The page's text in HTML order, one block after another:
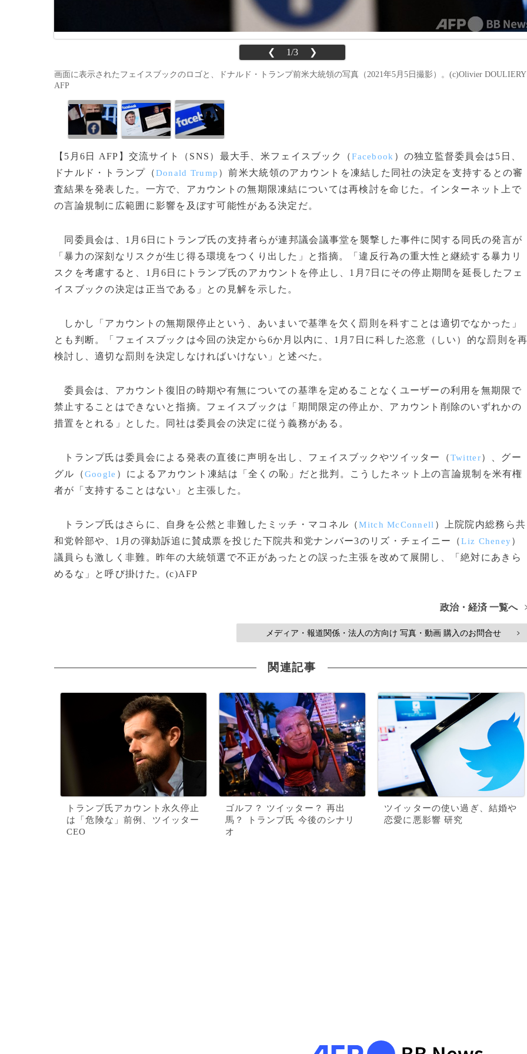
❮ 1/3 ❯
画面に表示されたフェイスブックのロゴと、ドナルド・トランプ前米大統領の写真（2021年5月5日撮影）。(c)Olivier
AFP
【5月6日 AFP】交流サイト（SNS）最大手、米フェイスブック（Facebook ）の独立監督委員会は5日、
ドナルド・トランプ（Donald Trump ）前米大統領のアカウントを凍結した同社の決定を支持するとの審
査結果を発表した。一方で、アカウントの無期限凍結については再検討を命じた。インターネット上で
の言論規制に広範囲に影響を及ぼす可能性がある決定だ。
同委員会は、1月6日にトランプ氏の支持者らが連邦議会議事堂を襲撃した事件に関する同氏の発言が
「暴力の深刻なリスクが生じ得る環境をつくり出した」と指摘。「違反行為の重大性と継続する暴力リ
スクを考慮すると、1月6日にトランプ氏のアカウントを停止し、1月7日にその停止期間を延長したフェ
イスブックの決定は正当である」との見解を示した。
しかし「アカウントの無期限停止という、あいまいで基準を欠く罰則を科すことは適切でなかった」
とも判断。「フェイスブックは今回の決定から6か月以内に、1月7日に科した恣意（しい）的な罰則を
検討し、適切な罰則を決定しなければいけない」と述べた。
委員会は、アカウント復旧の時期や有無についての基準を定めることなくユーザーの利用を無期限で
禁止することはできないと指摘。フェイスブックは「期間限定の停止か、アカウント削除のいずれかの
措置をとれる」とした。同社は委員会の決定に従う義務がある。
トランプ氏は委員会による発表の直後に声明を出し、フェイスブックやツイッター（Twitter）、グー
グル（Google ）によるアカウント凍結は「全くの恥」だと批判。こうしたネット上の言論規制を米有権
者が「支持することはない」と主張した。
トランプ氏はさらに、自身を公然と非難したミッチ・マコネル（Mitch McConnell ）上院院内総務ら共
和党幹部や、1月の弾劾訴追に賛成票を投じた下院共和党ナンバー3のリズ・チェイニー（Liz Cheney）
議員らも激しく非難。昨年の大統領選で不正があったとの誤った主張を改めて展開し、「絶対にあきら
めるな」と呼び掛けた。(c)AFP
政治・経済 一覧へ
メディア・報道関係・法人の方向け 写真・動画 購入のお問合せ >
関連記事
トランプ氏アカウント永久停止
は「危険な」前例、ツイッター
CEO
ゴルフ？ ツイッター？ 再出
馬？ トランプ氏 今後のシナリ
オ
ツイッターの使い過ぎ、結婚や
恋愛に悪影響 研究